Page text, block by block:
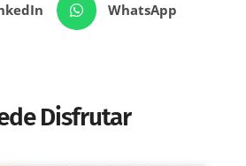
WhatsApp
Disfrutar